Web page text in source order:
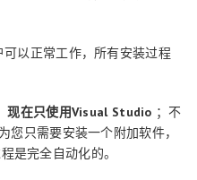
以正常工作，所有安装过程
现在只使用Visual Studio ；不
您只需要安装一个附加软件，
是完全自动化的。